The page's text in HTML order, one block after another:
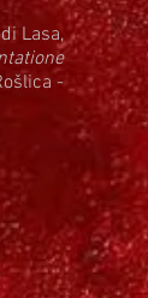
Lasa,
-